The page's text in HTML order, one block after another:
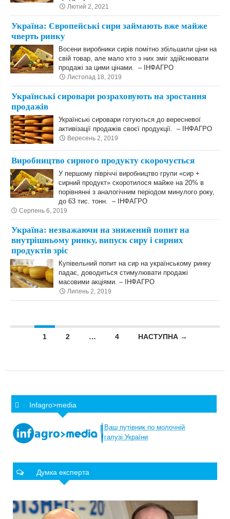
Лютий 2, 2021
Україна: Європейські сири займають вже майже
чверть ринку
Восени виробники сирів помітно збільшили ціни на
свій товар, але мало хто з них зміг здійснювати
продажі за цими цінами. – ІНФАГРО
Листопад 18, 2019
Українські сировари розраховують на зростання
продажів
Українські сировари готуються до вересневої
активізації продажів своєї продукції. – ІНФАГРО
Вересень 2, 2019
Виробництво сирного продукту скорочується
У першому півріччі виробництво групи «сир +
сирний продукт» скоротилося майже на 20% в
порівнянні з аналогічним періодом минулого року,
до 63 тис. тонн. – ІНФАГРО
Серпень 6, 2019
Україна: незважаючи на знижений попит на
внутрішньому ринку, випуск сиру і сирних
продуктів зріс
Купівельний попит на сир на українському ринку
падає, доводиться стимулювати продажі
масовими акціями. – ІНФАГРО
Липень 2, 2019
Posts navigation
1 2 … 4 НАСТУПНА →
Infagro>media
Ваш путівник по молочній
галузі України
Думка експерта